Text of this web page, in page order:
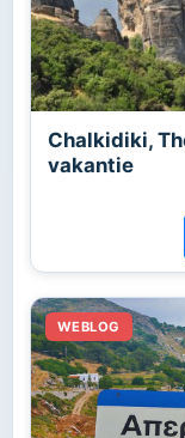
Chalkidiki,
vakantie